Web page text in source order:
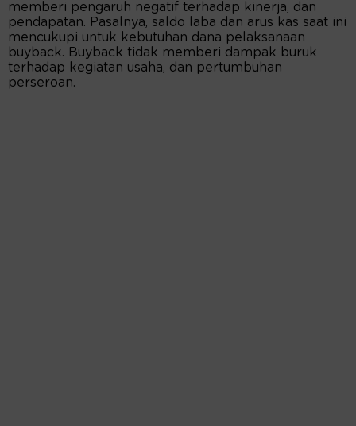
memberi pengaruh negatif terhadap kinerja, dan
pendapatan. Pasalnya, saldo laba dan arus kas saat ini
mencukupi untuk kebutuhan dana pelaksanaan
buyback. Buyback tidak memberi dampak buruk
terhadap kegiatan usaha, dan pertumbuhan
perseroan.